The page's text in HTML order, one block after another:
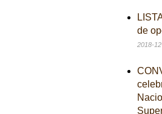
de
2018-